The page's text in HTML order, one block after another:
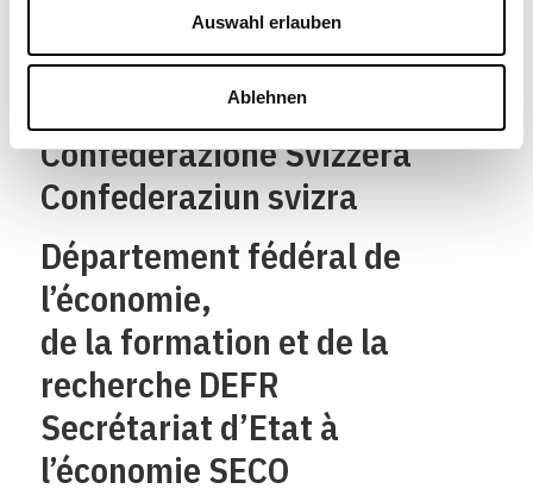
Auswahl erlauben
Ablehnen
Schweizerische
Eidgenossenschaft
Confédération suisse
Confederazione Svizzera
Confederaziun svizra
Département fédéral de
l’économie,
de la formation et de la
recherche DEFR
Secrétariat d’Etat à
l’économie SECO